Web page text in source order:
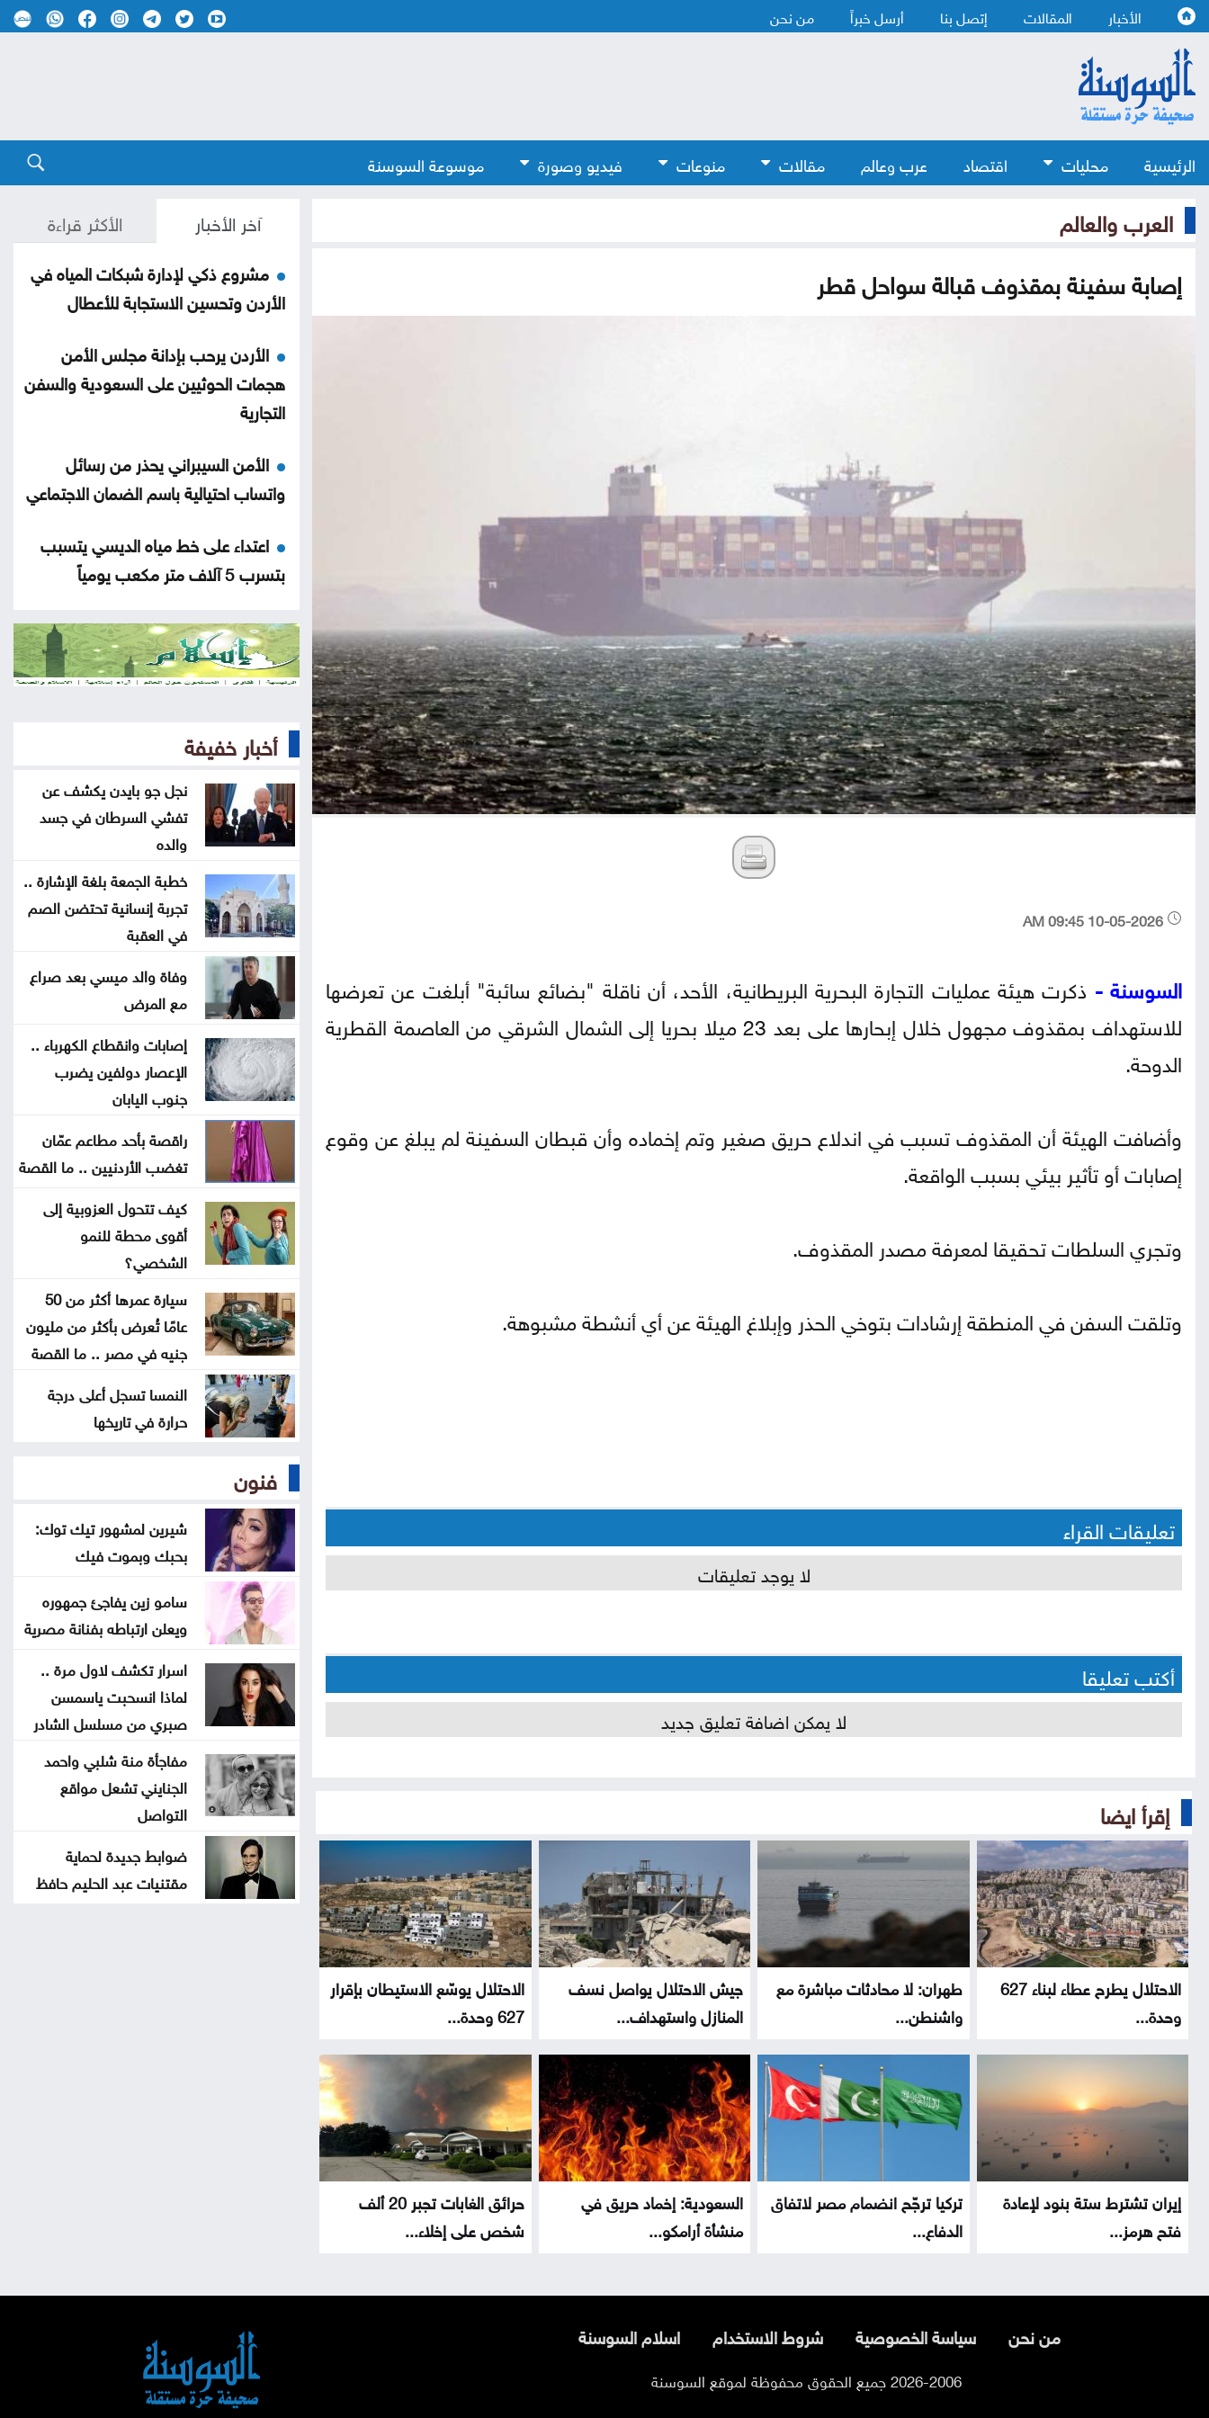
الأخبار المقالات إتصل بنا أرسل خبراً من نحن
الرئيسية محليات اقتصاد عرب وعالم مقالات منوعات فيديو وصورة موسوعة السوسنة
العرب والعالم
إصابة سفينة بمقذوف قبالة سواحل قطر
السوسنة - ذكرت هيئة عمليات التجارة البحرية البريطانية، الأحد، أن ناقلة "بضائع سائبة" أبلغت عن تعرضها
للاستهداف بمقذوف مجهول خلال إبحارها على بعد 23 ميلا بحريا إلى الشمال الشرقي من العاصمة القطرية
الدوحة.
وأضافت الهيئة أن المقذوف تسبب في اندلاع حريق صغير وتم إخماده وأن قبطان السفينة لم يبلغ عن وقوع
إصابات أو تأثير بيئي بسبب الواقعة.
وتجري السلطات تحقيقا لمعرفة مصدر المقذوف.
وتلقت السفن في المنطقة إرشادات بتوخي الحذر وإبلاغ الهيئة عن أي أنشطة مشبوهة.
تعليقات القراء
لا يوجد تعليقات
أكتب تعليقا
لا يمكن اضافة تعليق جديد
إقرأ ايضا
الاحتلال يطرح عطاء لبناء 627
وحدة...
طهران: لا محادثات مباشرة مع
واشنطن...
جيش الاحتلال يواصل نسف
المنازل واستهداف...
الاحتلال يوسّع الاستيطان بإقرار
627 وحدة...
إيران تشترط ستة بنود لإعادة
فتح هرمز...
تركيا ترجّح انضمام مصر لاتفاق
الدفاع...
السعودية: إخماد حريق في
منشأة أرامكو...
حرائق الغابات تجبر 20 ألف
شخص على إخلاء...
آخر الأخبار الأكثر قراءة
مشروع ذكي لإدارة شبكات المياه في
الأردن وتحسين الاستجابة للأعطال
الأردن يرحب بإدانة مجلس الأمن
هجمات الحوثيين على السعودية والسفن
التجارية
الأمن السيبراني يحذر من رسائل
واتساب احتيالية باسم الضمان الاجتماعي
اعتداء على خط مياه الديسي يتسبب
بتسرب 5 آلاف متر مكعب يومياً
57 حافلة تبدأ التشغيل التجريبي لخطّي
إربد–الزرقاء وإربد–جرش
محروقات وضبط مخالفات بنزين
العودات: قانون هيئة الاعتماد يدمج
هيئتين ولا ينشئ هيئة جديدة
مؤتمر صحفي لإعلان نتائج وأوائل
التوجيهي الخامسة مساء الاثنين
استيطانية جديدة بالقدس
طهران: لا محادثات مباشرة مع
واشنطن واستمرار إغلاق هرمز
تصاريح عمل السوريين بالأردن تتراجع
خلال النصف الأول من العام
المستقلة للانتخاب تعتمد الصحفيين
لتغطية انتخابات غرف الصناعة 2026
استقرار أسعار الذهب في السوق
المحلية الأحد
تجارة عمّان: أسعار المستلزمات
المدرسية مستقرة ومتوافرة بكثرة
صندوق الحج يحقق أرباحاً بـ24.9
أخبار خفيفة
نجل جو بايدن يكشف عن
تفشي السرطان في جسد
والده
خطبة الجمعة بلغة الإشارة ..
تجربة إنسانية تحتضن الصم
في العقبة
وفاة والد ميسي بعد صراع
مع المرض
إصابات وانقطاع الكهرباء ..
الإعصار دولفين يضرب
جنوب اليابان
راقصة بأحد مطاعم عمّان
تغضب الأردنيين .. ما القصة
كيف تتحول العزوبية إلى
أقوى محطة للنمو
الشخصي؟
سيارة عمرها أكثر من 50
عامًا تُعرض بأكثر من مليون
جنيه في مصر .. ما القصة
النمسا تسجل أعلى درجة
حرارة في تاريخها
فنون
شيرين لمشهور تيك توك:
بحبك وبموت فيك
سامو زين يفاجئ جمهوره
ويعلن ارتباطه بفنانة مصرية
اسرار تكشف لاول مرة ..
لماذا انسحبت ياسمسن
صبري من مسلسل الشادر
مفاجأة منة شلبي واحمد
الجنايني تشعل مواقع
التواصل
ضوابط جديدة لحماية
مقتنيات عبد الحليم حافظ
من نحن سياسة الخصوصية شروط الاستخدام اسلام السوسنة
2026-2006 جميع الحقوق محفوظة لموقع السوسنة